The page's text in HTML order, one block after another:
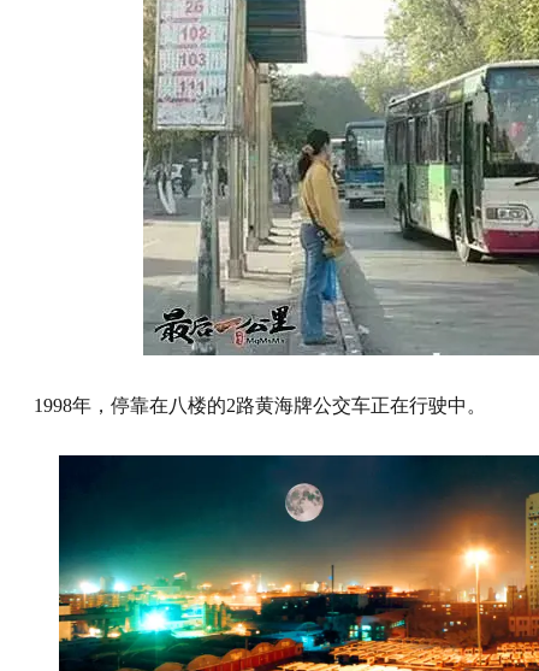
1998年，停靠在八楼的2路黄海牌公交车正在行驶中。